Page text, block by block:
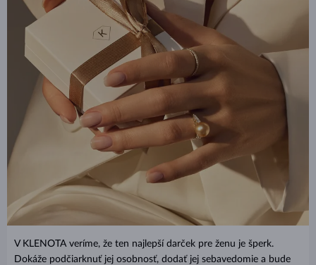
V KLENOTA veríme, že ten najlepší darček pre ženu je šperk.
Dokáže podčiarknuť jej osobnosť, dodať jej sebavedomie a bude